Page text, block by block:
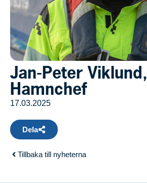
Jan-Peter Viklund,
Hamnchef
17.03.2025
Dela
Tillbaka till nyheterna